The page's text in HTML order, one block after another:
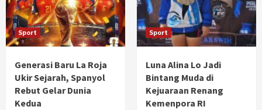
Sport
Generasi Baru La Roja
Ukir Sejarah, Spanyol
Rebut Gelar Dunia
Kedua
Sport
Luna Alina Lo Jadi
Bintang Muda di
Kejuaraan Renang
Kemenpora RI